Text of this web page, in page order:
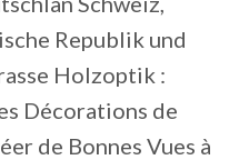
Republik und
Holzoptik :
Décorations de
de Bonnes Vues à